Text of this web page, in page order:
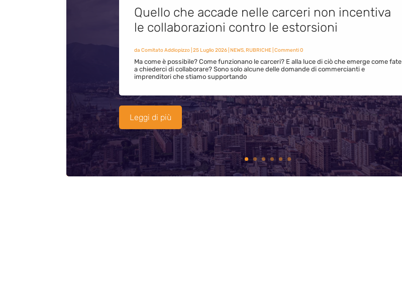
Quello che accade nelle carceri non incentiva
le collaborazioni contro le estorsioni
da Comitato Addiopizzo| 25 Luglio 2026| NEWS,RUBRICHE| Commenti 0
Ma come è possibile? Come funzionano le carceri? E alla luce di ciò che emerge come fate
a chiederci di collaborare? Sono solo alcune delle domande di commercianti e
imprenditori che stiamo supportando
Leggi di più